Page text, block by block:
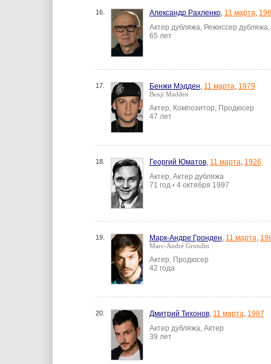
16. Александр Рахленко, 11 марта,
Актер дубляжа, Режиссер дубляжа,
65 лет
17. Бенжи Мэдден, 11 марта, 1979
Benji Madden
Актер, Композитор, Продюсер
47 лет
18. Георгий Юматов, 11 марта, 1926
Актер, Актер дубляжа
71 год • 4 октября 1997
19. Марк-Андре Гронден, 11 марта,
Marc-André Grondin
Актер, Продюсер
42 года
20. Дмитрий Тихонов, 11 марта, 1987
Актер дубляжа, Актер
39 лет